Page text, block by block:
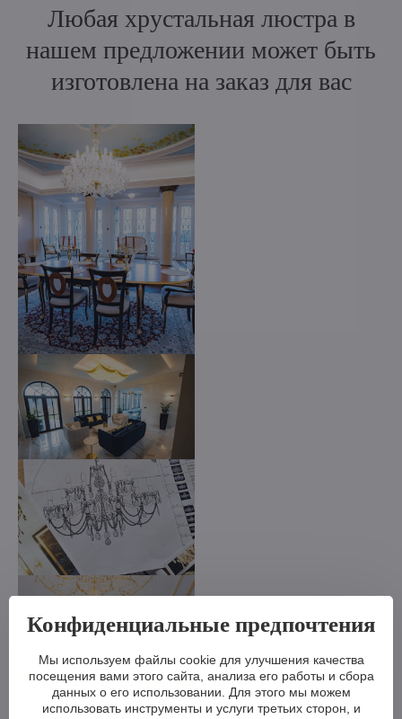
Любая хрустальная люстра в
нашем предложении может быть
изготовлена на заказ для вас
Конфиденциальные предпочтения
Мы используем файлы cookie для улучшения качества
посещения вами этого сайта, анализа его работы и сбора
данных о его использовании. Для этого мы можем
использовать инструменты и услуги третьих сторон, и